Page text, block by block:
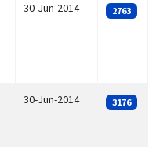
30-Jun-2014 2763
30-Jun-2014 3176